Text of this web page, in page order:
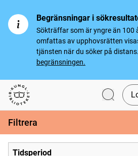
Begränsningar i
Sökträffar som är yngre än 100
omfattas av upphovsrätten
tjänsten när du söker på distans.
begränsningen.
Svenska tidningar
Filtrera
Tidsperiod